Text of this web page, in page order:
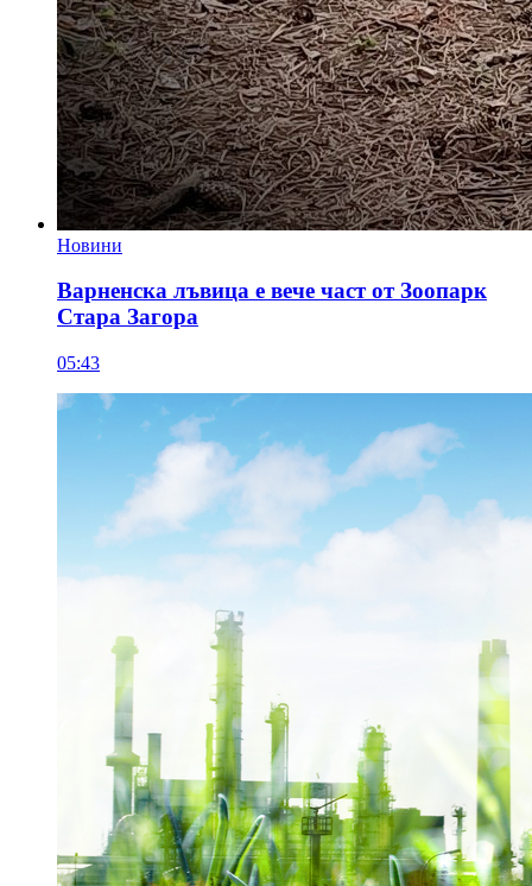
Новини
Варненска лъвица е вече част от Зоопарк
Стара Загора
05:43